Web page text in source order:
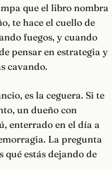
que el libro nombra
te hace el cuello de
fuegos, y cuando
pensar en estrategia y
cavando.
es la ceguera. Si te
un dueño con
enterrado en el día a
La pregunta
qué estás dejando de